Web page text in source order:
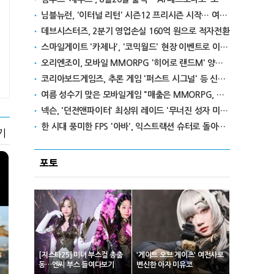
님블뉴런, '이터널 리턴' 시즌12 프리시즌 시작… 여름 테마 스킨도 출시
데브시스터즈, 2분기 영업손실 160억 원으로 적자전환
스마일게이트 '카제나', '코믹월드' 현장 이벤트로 이용자와 만난다
오리엔조이, 모바일 MMORPG '히어로 랜드M' 양대 마켓 출시
코리아보드게임즈, 추론 게임 '퍼스트 시그널' 등 신작 보드게임 4종 출시
여름 성수기 맞은 모바일게임 "매출은 MMORPG, 인기는 캐주얼"
넥슨, '던전앤파이터' 최상위 레이드 '무너진 성자 미카엘라' 업데이트
한 시대 풍미한 FPS '아바', 익스트랙션 슈터로 돌아온다
포토
[지스타25] 미녀 부스걸 총출
동…엔씨 부스 들여다보기
'게이트 오브 게이츠' 여전사로
변신한 아자 미유코